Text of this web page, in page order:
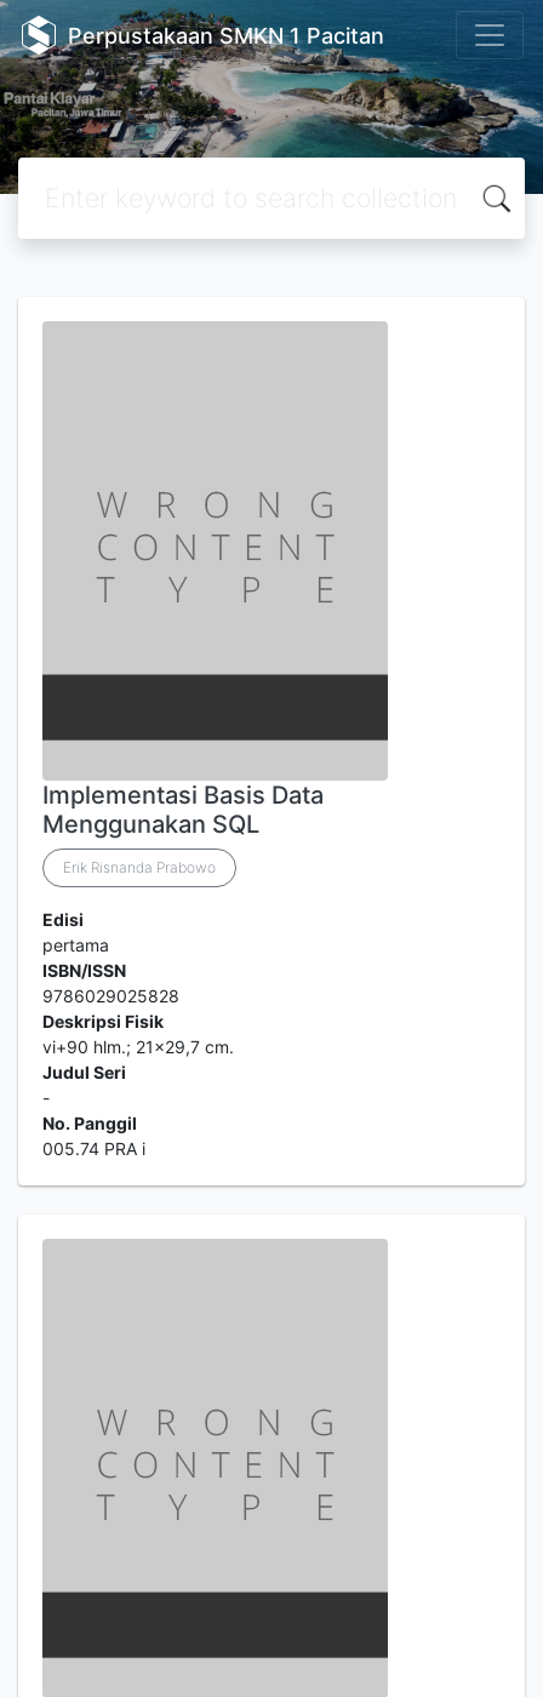
Perpustakaan SMKN 1 Pacitan
Implementasi Basis Data
Menggunakan SQL
Erik Risnanda Prabowo
Edisi
pertama
ISBN/ISSN
9786029025828
Deskripsi Fisik
vi+90 hlm.; 21x29,7 cm.
Judul Seri
-
No. Panggil
005.74 PRA i